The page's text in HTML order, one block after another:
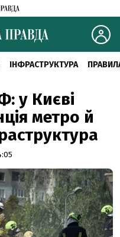
ІНФРАСТРУКТУРА
у Києві
метро й